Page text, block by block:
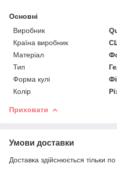
Основні
Виробник
Країна виробник
Матеріал
Тип
Форма кулі
Колір
Приховати
Умови доставки
Доставка здійснюється тільки